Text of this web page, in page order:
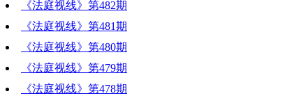
《法庭视线》第482期
《法庭视线》第481期
《法庭视线》第480期
《法庭视线》第479期
《法庭视线》第478期